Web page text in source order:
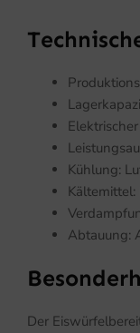
Kühlung:
Kältemittel:
Abtauung:
Der